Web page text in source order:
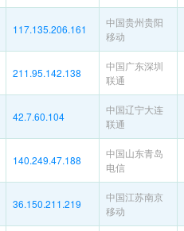
117.135.206.161
中国贵州贵阳
移动
211.95.142.138
中国广东深圳
联通
42.7.60.104
中国辽宁大连
联通
140.249.47.188
中国山东青岛
电信
36.150.211.219
中国江苏南京
移动